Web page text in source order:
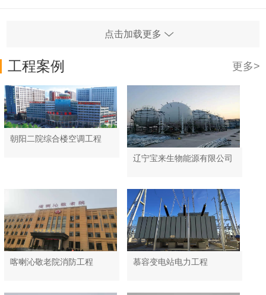
点击加载更多
工程案例 更多>
朝阳二院综合楼空调工程
辽宁宝来生物能源有限公司
喀喇沁敬老院消防工程 慕容变电站电力工程